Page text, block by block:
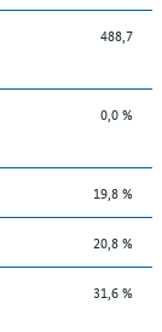
488,7
0,0 %
19,8 %
20,8 %
31,6 %